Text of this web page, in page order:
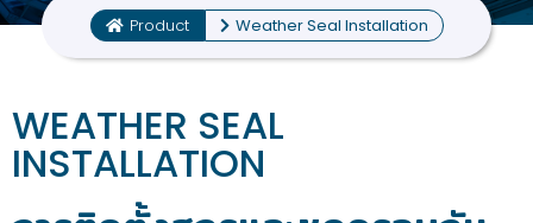
Product Weather Seal Installation
WEATHER SEAL
INSTALLATION